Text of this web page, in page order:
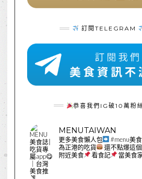
訂閱TELEGRAM
恭喜我們IG破10萬粉
MENUTAIWAN
更多美食懶人包 #menu美
為正港的吃貨
還不點爆這
附近美食
看食記 當美食